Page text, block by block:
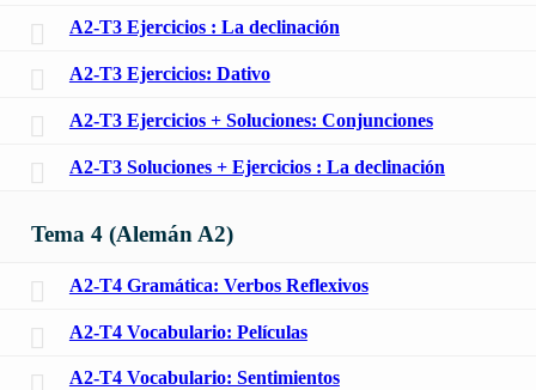
A2-T3 Ejercicios : La declinación
A2-T3 Ejercicios: Dativo
A2-T3 Ejercicios + Soluciones: Conjunciones
A2-T3 Soluciones + Ejercicios : La declinación
Tema 4 (Alemán A2)
A2-T4 Gramática: Verbos Reflexivos
A2-T4 Vocabulario: Películas
A2-T4 Vocabulario: Sentimientos